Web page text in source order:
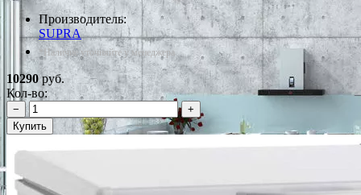
Производитель:
SUPRA
*Наличие уточняйте у менеджера
10290руб.
Кол-во:
−
+
Купить